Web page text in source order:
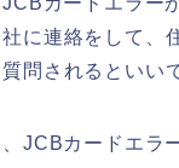
に連絡をして、
問されるといい
JCBカードエラ